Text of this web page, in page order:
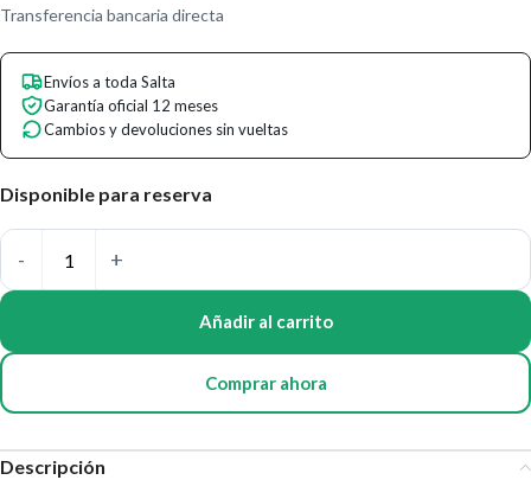
Transferencia bancaria directa
Envíos a toda Salta
Garantía oficial 12 meses
Cambios y devoluciones sin vueltas
Disponible para reserva
Añadir al carrito
Comprar ahora
Descripción